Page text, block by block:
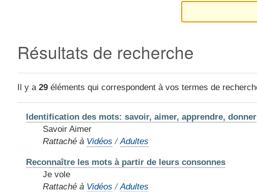
Résultats de recherche
Il y a 29éléments qui correspondent à vos termes de
Identification des mots: savoir, aimer, apprendre, donner
Savoir Aimer
Rattaché à Vidéos /Adultes
Reconnaître les mots à partir de leurs consonnes
Je vole
Rattaché à Vidéos /Adultes